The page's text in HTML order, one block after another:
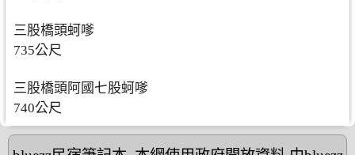
三股橋頭蚵嗲
735公尺
三股橋頭阿國七股蚵嗲
740公尺